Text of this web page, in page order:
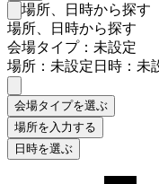
検索フォームを閉じる
場所、日時から探す
場所、日時から探す
会場タイプ：未設定
場所：未設定日時：未
会場タイプを選ぶ
場所を入力する
日時を選ぶ